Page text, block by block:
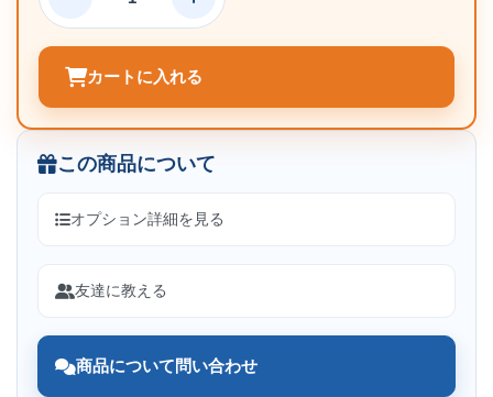
カートに入れる
この商品について
オプション詳細を見る
友達に教える
商品について問い合わせ